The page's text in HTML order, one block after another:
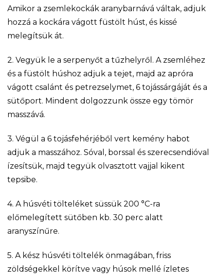
Amikor a zsemlekockák aranybarnává váltak, adjuk
hozzá a kockára vágott füstölt húst, és kissé
melegítsük át.
2. Vegyük le a serpenyőt a tűzhelyről. A zsemléhez
és a füstölt húshoz adjuk a tejet, majd az apróra
vágott csalánt és petrezselymet, 6 tojássárgáját és a
sütőport. Mindent dolgozzunk össze egy tömör
masszává.
3. Végül a 6 tojásfehérjéből vert kemény habot
adjuk a masszához. Sóval, borssal és szerecsendióval
ízesítsük, majd tegyük olvasztott vajjal kikent
tepsibe.
4. A húsvéti tölteléket süssük 200 °C-ra
előmelegített sütőben kb. 30 perc alatt
aranyszínűre.
5. A kész húsvéti töltelék önmagában, friss
zöldségekkel körítve vagy húsok mellé ízletes